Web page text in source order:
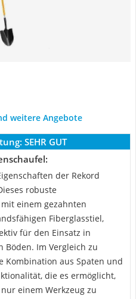
weitere Angebote
SEHR GUT
der Rekord
robuste
einem gezahnten
Fiberglasstiel,
für den Einsatz in
Im Vergleich zu
Kombination aus Spaten und
die es ermöglicht,
einem Werkzeug zu